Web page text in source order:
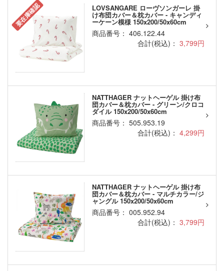
要在庫確認 LOVSANGARE ローヴソンガーレ 掛
け布団カバー＆枕カバー - キャンディ
ーケーン模様 150x200/50x60cm
商品番号： 406.122.44
合計(税込)： 3,799円
NATTHAGER ナットヘーゲル 掛け布
団カバー＆枕カバー - グリーン/クロコ
ダイル 150x200/50x60cm
商品番号： 505.953.19
合計(税込)： 4,299円
NATTHAGER ナットヘーゲル 掛け布
団カバー＆枕カバー - マルチカラー/ジ
ャングル 150x200/50x60cm
商品番号： 005.952.94
合計(税込)： 3,799円